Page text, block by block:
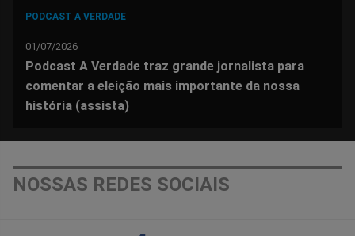
PODCAST A VERDADE
01/07/2026
Podcast A Verdade traz grande jornalista para
comentar a eleição mais importante da nossa
história (assista)
NOSSAS REDES SOCIAIS